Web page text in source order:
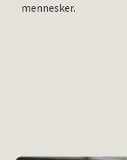
mennesker.